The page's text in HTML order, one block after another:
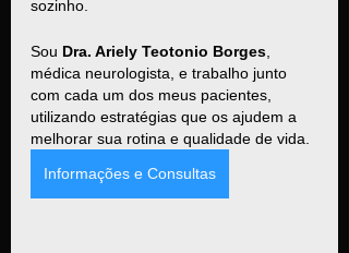
sozinho.
Sou Dra. Ariely Teotonio Borges
médica neurologista, e trabalho junto
com cada um dos meus pacientes,
utilizando estratégias que os ajudem a
melhorar sua rotina e qualidade de vida.
Informações e Consultas